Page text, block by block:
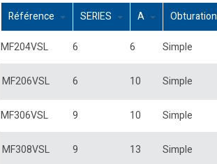
Référence SERIES A Obturation
MF204VSL 6 6 Simple
MF206VSL 6 10 Simple
MF306VSL 9 10 Simple
MF308VSL 9 13 Simple